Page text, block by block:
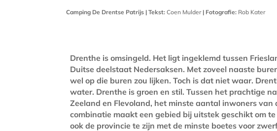
Camping De Drentse Patrijs | Tekst:Coen Mulder| Fotografie: Rob Kater
Drenthe is omsingeld. Het ligt ingeklemd tussen
Duitse deelstaat Nedersaksen. Met zoveel naaste
wel op die buren zou lijken. Toch is dat niet waar.
water. Drenthe is groen en stil. Tussen het prachtige
Zeeland en Flevoland, het minste aantal inwoners van
combinatie maakt een gebied bij uitstek geschikt om
ook de provincie te zijn met de minste boetes voor